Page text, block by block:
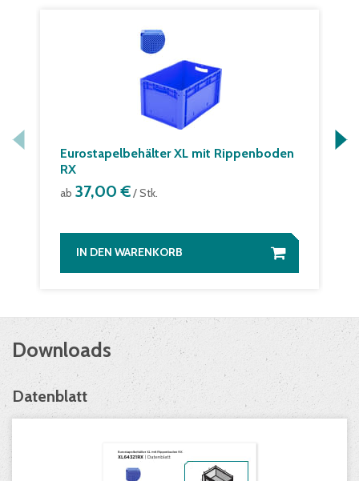
Eurostapelbehälter XL mit Rippenboden
RX
ab 37,00 €/ Stk.
IN DEN WARENKORB
Downloads
Datenblatt